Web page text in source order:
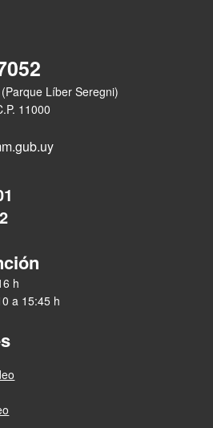
Líber Seregni)
11000
h
a 15:45 h